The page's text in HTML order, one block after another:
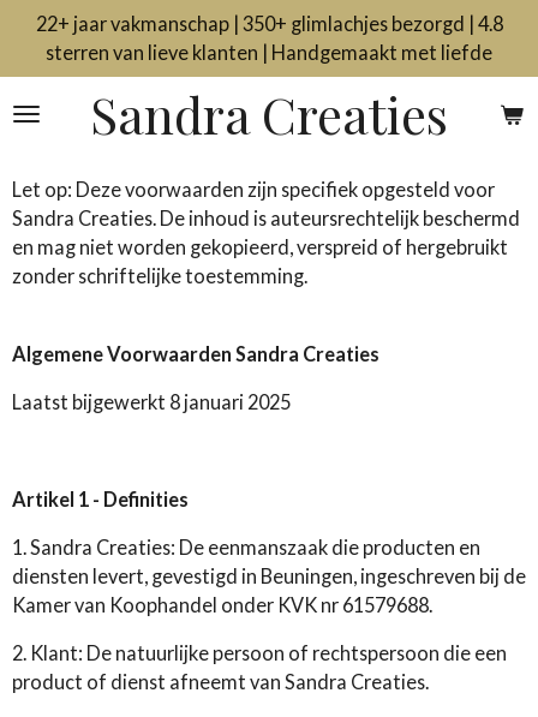
direct
naar
de
hoofdinhoudSandra Creaties
22+ jaar vakmanschap | 350+ glimlachjes bezorgd | 4.8
sterren van lieve klanten | Handgemaakt met liefde
Let op: Deze voorwaarden zijn specifiek opgesteld voor
Sandra Creaties. De inhoud is auteursrechtelijk beschermd
en mag niet worden gekopieerd, verspreid of hergebruikt
zonder schriftelijke toestemming.
Algemene Voorwaarden Sandra Creaties
Laatst bijgewerkt 8 januari 2025
Artikel 1 - Definities
1. Sandra Creaties: De eenmanszaak die producten en
diensten levert, gevestigd in Beuningen, ingeschreven bij de
Kamer van Koophandel onder KVK nr 61579688.
2. Klant: De natuurlijke persoon of rechtspersoon die een
product of dienst afneemt van Sandra Creaties.